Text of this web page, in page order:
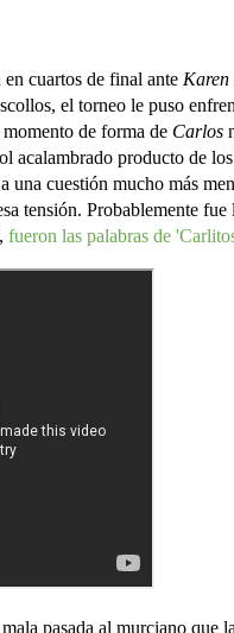
cuartos de final ante Karen
el torneo le puso
de forma de Carlos
acalambrado producto de
una cuestión mucho más
tensión. Probablemente fue
fueron las palabras de
pasada al murciano que